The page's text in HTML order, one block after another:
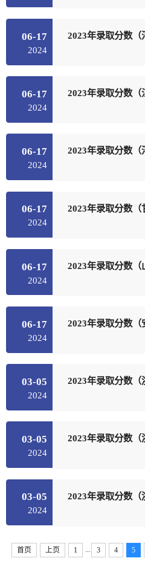
06-17
2024
2023年录取分数（
06-17
2024
2023年录取分数（
06-17
2024
2023年录取分数（
06-17
2024
2023年录取分数（
06-17
2024
2023年录取分数（
06-17
2024
2023年录取分数（
03-05
2024
2023年录取分数（
03-05
2024
2023年录取分数（
03-05
2024
2023年录取分数（
首页 上页 1 3 4 5